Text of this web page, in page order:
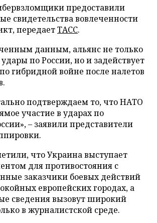
предоставили
свидетельства вовлеченности
передаетТАСС.
данным, альянс не только
по России, но и задействует
гибридной войне после налетов
подтверждаем то, что НАТО
участие в ударах по
– заявили представители
что Украина выступает
для противостояния с
заказчики боевых действий
европейских городах, а
сведения вызовут широкий
в журналистской среде.